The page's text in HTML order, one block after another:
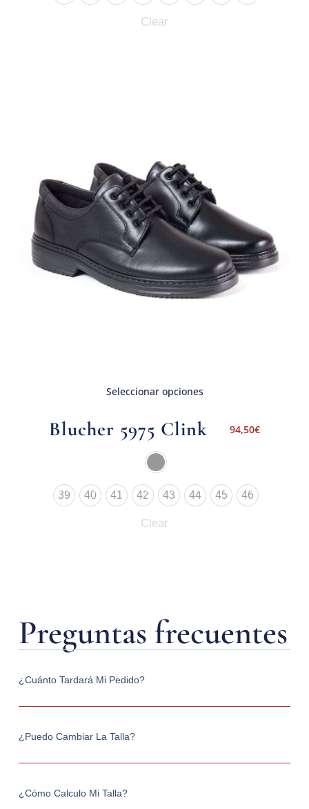
Clear
Seleccionar opciones
Blucher 5975 Clink 94,50€
39 40 41 42 43 44 45 46
Clear
Preguntas frecuentes
¿Cuánto Tardará Mi Pedido?
¿Puedo Cambiar La Talla?
¿Cómo Calculo Mi Talla?